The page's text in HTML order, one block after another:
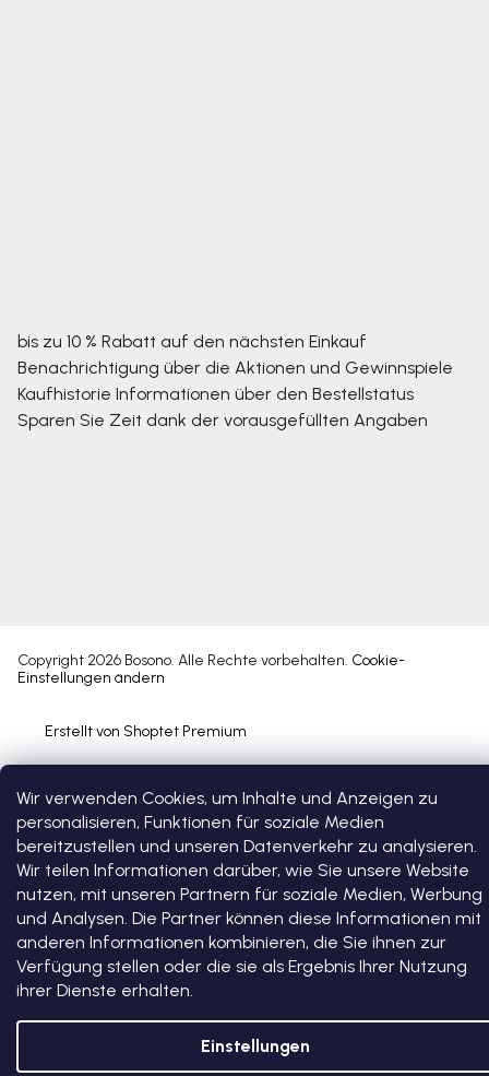
Wir verwenden Cookies, um Inhalte und Anzeigen zu
personalisieren, Funktionen für soziale Medien
bereitzustellen und unseren Datenverkehr zu analysieren.
Wir teilen Informationen darüber, wie Sie unsere Website
nutzen, mit unseren Partnern für soziale Medien, Werbung
und Analysen. Die Partner können diese Informationen mit
anderen Informationen kombinieren, die Sie ihnen zur
Verfügung stellen oder die sie als Ergebnis Ihrer Nutzung
ihrer Dienste erhalten.
Einstellungen
bis zu 10 % Rabatt auf den nächsten Einkauf
Benachrichtigung über die Aktionen und Gewinnspiele
Kaufhistorie Informationen über den Bestellstatus
Sparen Sie Zeit dank der vorausgefüllten Angaben
Erstellt von Shoptet Premium
Copyright 2026 Bosono. Alle Rechte vorbehalten. Cookie-
Einstellungen ändern